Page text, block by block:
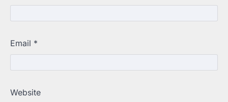
Email *
Website